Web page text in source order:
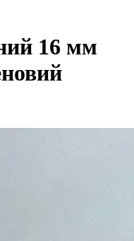
16 мм